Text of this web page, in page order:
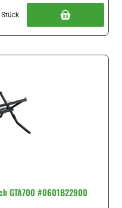
Stück
GTA700 #0601B22900